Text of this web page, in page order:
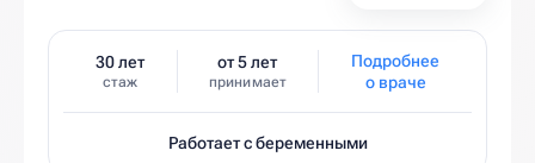
30 лет
стаж
от 5 лет
принимает
Подробнее
о враче
Работает с беременными